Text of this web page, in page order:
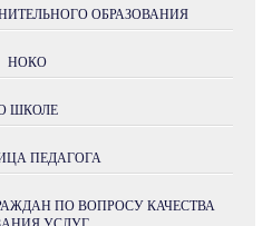
ОБРАЗОВАНИЯ
НОКО
ШКОЛЕ
ПЕДАГОГА
ПО ВОПРОСУ КАЧЕСТВА